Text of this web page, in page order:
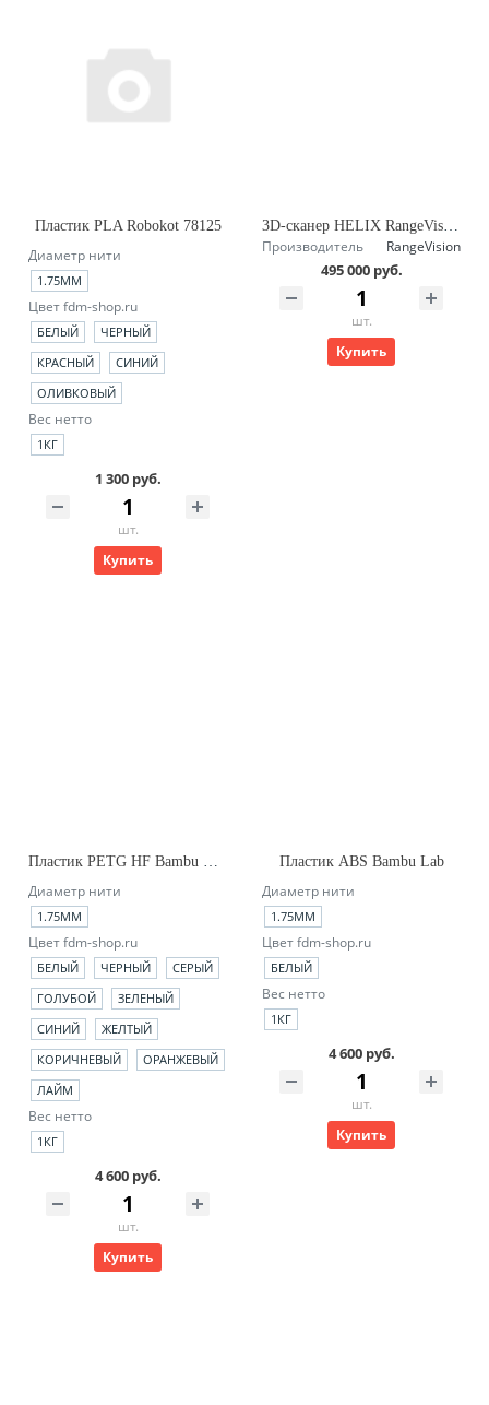
Пластик PLA Robokot 78125
Диаметр нити
1.75ММ
Цвет fdm-shop.ru
БЕЛЫЙ
ЧЕРНЫЙ
КРАСНЫЙ
СИНИЙ
ОЛИВКОВЫЙ
Вес нетто
1КГ
1 300 руб.
шт.
Купить
3D-сканер HELIX RangeVision
Производитель RangeVision
495 000 руб.
шт.
Купить
Пластик PETG HF Bambu Lab (no_spool)
Диаметр нити
1.75ММ
Цвет fdm-shop.ru
БЕЛЫЙ ЧЕРНЫЙ
СЕРЫЙ
ГОЛУБОЙ
ЗЕЛЕНЫЙ
СИНИЙ
ЖЕЛТЫЙ
КОРИЧНЕВЫЙ
ОРАНЖЕВЫЙ
ЛАЙМ
Вес нетто
1КГ
4 600 руб.
шт.
Купить
Пластик ABS Bambu Lab
Диаметр нити
1.75ММ
Цвет fdm-shop.ru
БЕЛЫЙ
Вес нетто
1КГ
4 600 руб.
шт.
Купить